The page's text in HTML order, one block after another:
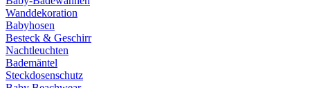
Wanddekoration
Babyhosen
Besteck & Geschirr
Nachtleuchten
Bademäntel
Steckdosenschutz